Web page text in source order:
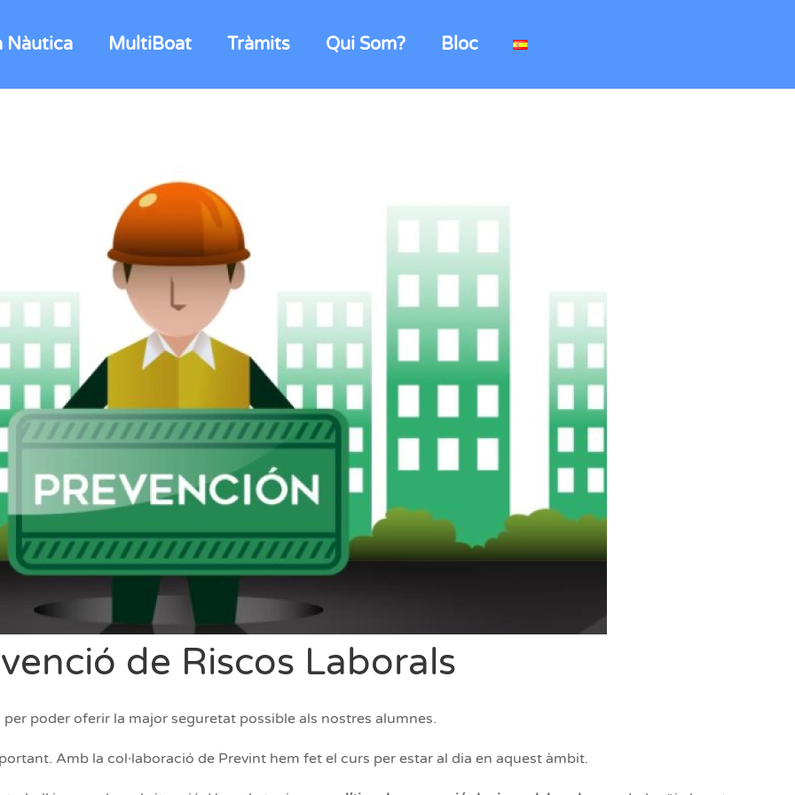
Nàutica MultiBoat Tràmits Qui Som? Bloc
de Riscos Laborals
poder oferir la major seguretat possible als nostres alumnes.
Amb la col·laboració de Prevint hem fet el curs per estar al dia en aquest àmbit.